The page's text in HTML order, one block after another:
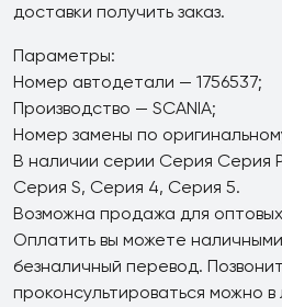
доставки получить заказ.
Параметры:
Номер автодетали — 1756537;
Производство — SCANIA;
Номер замены по
В наличии серии Серия Серия
Серия S, Серия 4, Серия 5.
Возможна продажа для оптовых
Оплатить вы можете
безналичный перевод.
проконсультироваться можно